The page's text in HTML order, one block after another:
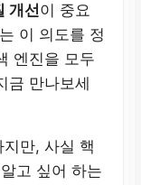
개선이 중요
이 의도를 정
엔진을 모두
금 만나보세
만, 사실 핵
고 싶어 하는